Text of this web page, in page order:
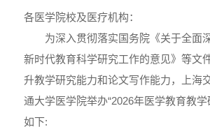
各医学院校及医疗机构：
为深入贯彻落实国务院《关于全面
新时代教育科学研究工作的意见》等文
升教学研究能力和论文写作能力，上海
通大学医学院举办“2026年医学教育教
如下: